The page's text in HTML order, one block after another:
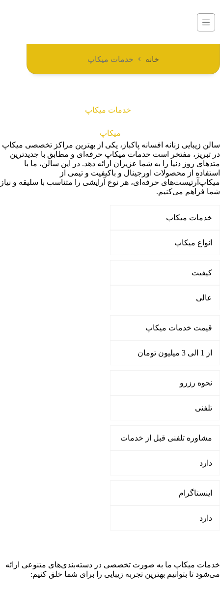
خانه خدمات میکاپ
خدمات میکاپ
میکاپ
سالن زیبایی زنانه افسانه پاکباز، یکی از بهترین مراکز تخصصی میکاپ
در تبریز، مفتخر است خدمات میکاپ حرفه‌ای و مطابق با جدیدترین
متدهای روز دنیا را به شما عزیزان ارائه دهد. در این سالن، ما با
استفاده از محصولات اورجینال و باکیفیت و تیمی از
میکاپ‌آرتیست‌های حرفه‌ای، هر نوع آرایشی را متناسب با سلیقه و نیاز
شما فراهم می‌کنیم.
خدمات میکاپ
انواع میکاپ
کیفیت
عالی
قیمت خدمات میکاپ
از 1 الی 3 میلیون تومان
نحوه رزرو
تلفنی
مشاوره تلفنی قبل از خدمات
دارد
اینستاگرام
دارد
خدمات میکاپ ما به صورت تخصصی در دسته‌بندی‌های متنوعی ارائه
می‌شود تا بتوانیم بهترین تجربه زیبایی را برای شما خلق کنیم: